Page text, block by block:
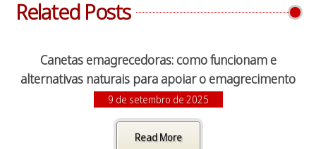
Related Posts
Canetas emagrecedoras: como funcionam e
alternativas naturais para apoiar o emagrecimento
9 de setembro de 2025
Read More